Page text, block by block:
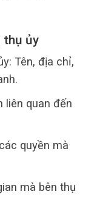
thụ ủy
Tên, địa chỉ,
liên quan đến
quyền mà
mà bên thụ